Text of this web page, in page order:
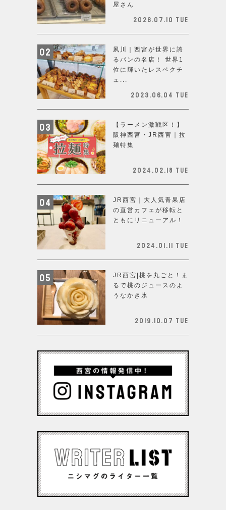
屋さん
2026.07.10 Tue
夙川｜西宮が世界に誇
るパンの名店！ 世界1
位に輝いたレスペクチ
ュ...
2023.06.04 Tue
【ラーメン激戦区！】
阪神西宮・JR西宮｜拉
麺特集
2024.02.18 Tue
JR西宮｜大人気青果店
の直営カフェが移転と
ともにリニューアル！
2024.01.11 Tue
JR西宮|桃を丸ごと！ま
るで桃のジュースのよ
うなかき氷
2019.10.07 Tue